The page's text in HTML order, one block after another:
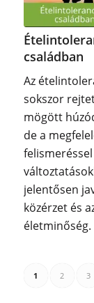
családban
Az
sokszor
mögött
de a
jelentősen
közérzet és
életminőség.
1 2 3